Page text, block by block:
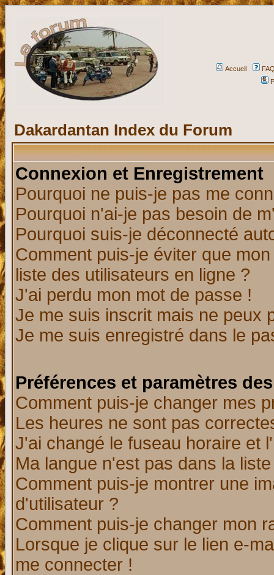
Accueil
Dakardantan Index du Forum
Connexion et Enregistrement
Pourquoi ne puis-je pas me
Pourquoi n'ai-je pas besoin de
Pourquoi suis-je déconnecté
Comment puis-je éviter que
liste des utilisateurs en ligne ?
J'ai perdu mon mot de passe !
Je me suis inscrit mais ne peux
Je me suis enregistré dans le
Préférences et paramètres
Comment puis-je changer mes
Les heures ne sont pas
J'ai changé le fuseau horaire et
Ma langue n'est pas dans la
Comment puis-je montrer une
d'utilisateur ?
Comment puis-je changer mon
Lorsque je clique sur le lien e-
me connecter !